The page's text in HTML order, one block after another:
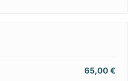
65,00 €